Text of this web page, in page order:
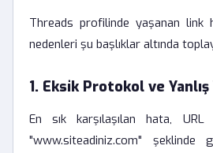
Threads profilinde yaşanan link
nedenleri şu başlıklar altında
1. Eksik Protokol ve Yanlış
En sık karşılaşılan hata,
"www.siteadiniz.com" şeklinde